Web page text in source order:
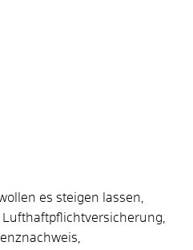
es steigen lassen,